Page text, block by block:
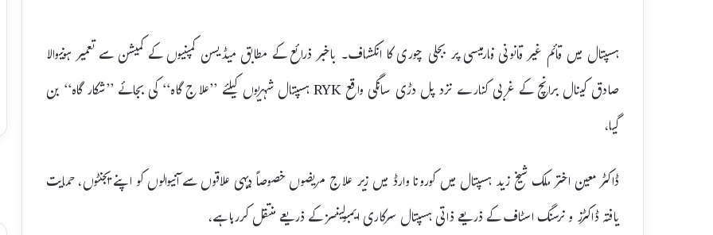
ہسپتال میں قائم غیر قانونی فارمیسی پر بجلی چوری کا انکشاف۔ باخبر ذرائع کے مطابق میڈیسن کمپنیوں کے کمیشن سے تعمیر ہونیوالا
صادق کینال برانچ کے غربی کنارے نزد پل دڑی سانگی واقع RYK ہسپتال شہریوں کیلئے ’’علاج گاہ‘‘ کی بجائے ’’شکار گاہ‘‘ بن
گیا،
ڈاکٹر معین اختر ملک شیخ زید ہسپتال میں کورونا وارڈ میں زیر علاج مریضوں خصوصاً دیہی علاقوں سے آنیوالوں کو اپنے ایجنٹوں، حمایت
یافتہ ڈاکٹرز و نرسنگ اسٹاف کے ذریعے ذاتی ہسپتال سرکاری ایمبولینسز کے ذریعے منتقل کررہا ہے،